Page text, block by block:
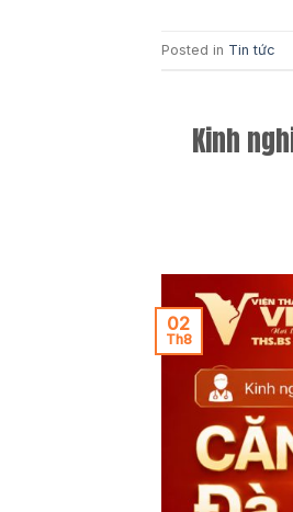
Posted in Tin tức
Kinh
02
Th8